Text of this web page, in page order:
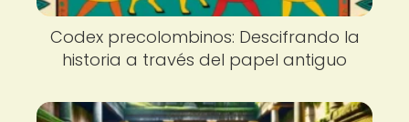
Codex precolombinos: Descifrando la
historia a través del papel antiguo